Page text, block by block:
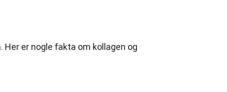
er nogle fakta om kollagen og